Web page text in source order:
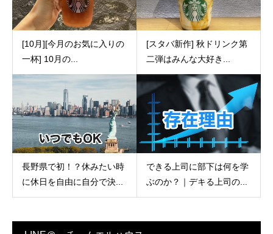
[10月][今月のお気に入りの
一杯] 10月の...
[スタバ新作] 秋ドリンク第
二弾はみんな大好き...
長野県で初！？休みたい時
に休日を自由に自分で決...
できる上司に部下は何を学
ぶのか？｜デキる上司の...